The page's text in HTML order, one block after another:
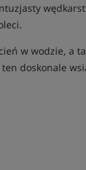
w wodzie, a
doskonale